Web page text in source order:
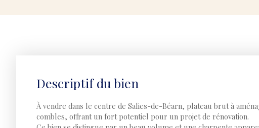
Descriptif du bien
À vendre dans le centre de Salies-de-Béarn, plateau brut à
combles, offrant un fort potentiel pour un projet de rénovation.